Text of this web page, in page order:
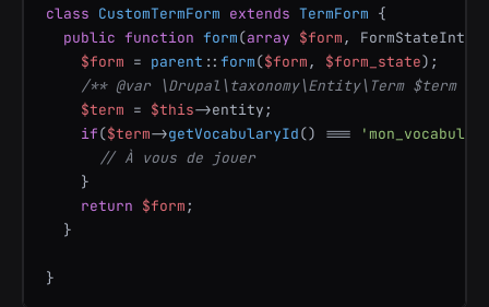
class CustomTermForm extends TermForm {
public function form(array $form,
$form = parent :: form($form, $form_state);
/** @var \Drupal\taxonomy\Entity\Term $term */
$term = $this->entity;
if($term->getVocabularyId() ===
// À vous de jouer
    }
return $form;
  }
}